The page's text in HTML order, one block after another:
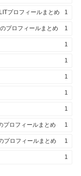
プロフィールまとめ 1
プロフィールまとめ 1
1
1
1
1
1
プロフィールまとめ 1
プロフィールまとめ 1
1